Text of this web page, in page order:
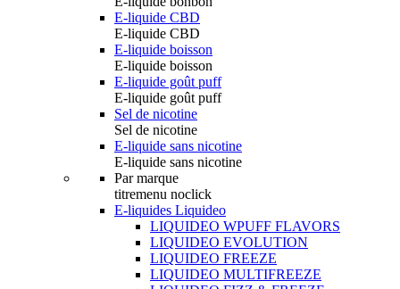
E-liquide CBD
E-liquide CBD
E-liquide boisson
E-liquide boisson
E-liquide goût puff
E-liquide goût puff
Sel de nicotine
Sel de nicotine
E-liquide sans nicotine
E-liquide sans nicotine
Par marque
titremenu noclick
E-liquides Liquideo
LIQUIDEO WPUFF FLAVORS
LIQUIDEO EVOLUTION
LIQUIDEO FREEZE
LIQUIDEO MULTIFREEZE